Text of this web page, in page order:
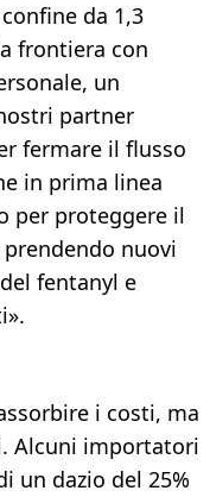
da 1,3
frontiera con
un
partner
fermare il flusso
in prima linea
per proteggere il
nuovi
fentanyl e
i costi, ma
Alcuni importatori
un dazio del 25%